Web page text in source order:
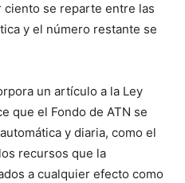
se reparte entre las
y el número restante se
un artículo a la Ley
que el Fondo de ATN se
y diaria, como el
recursos que la
a cualquier efecto como